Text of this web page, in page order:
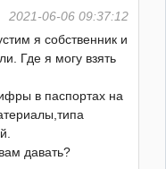
2021-06-06 09:37:12
я собственник и
Где я могу взять
в паспортах на
давать?